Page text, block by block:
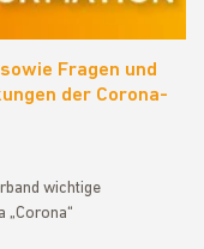
Fragen und
der Corona-
wichtige
„Corona“